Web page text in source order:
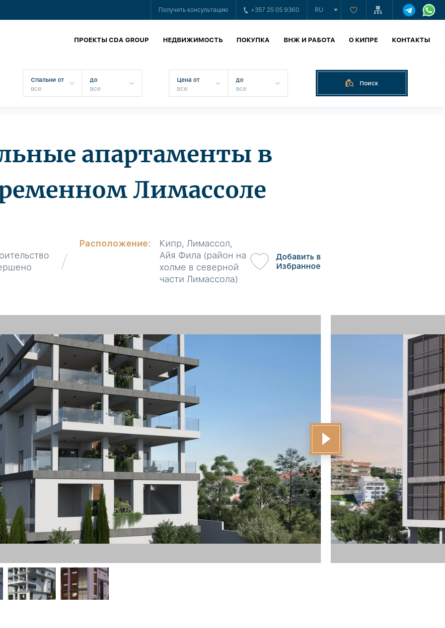
Получить консультацию +357 25 05 9360 RU
ПРОЕКТЫ CDA GROUP НЕДВИЖИМОСТЬ ПОКУПКА ВНЖ И РАБОТА О КИПРЕ КОНТАКТЫ
Спальни от до Цена от до Поиск
апартаменты в
Лимассоле
Расположение:
Кипр, Лимассол,
Айя Фила (район на
холме в северной
части Лимассола)
Добавить в
Избранное